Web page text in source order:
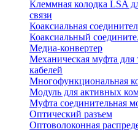
Клеммная колодка LSA
связи
Коаксиальная
Коаксиальный
Медиа-конвертер
Механическая муфта
кабелей
Многофункциональная
Модуль для активных
Муфта соединительная
Оптический разъем
Оптоволоконная